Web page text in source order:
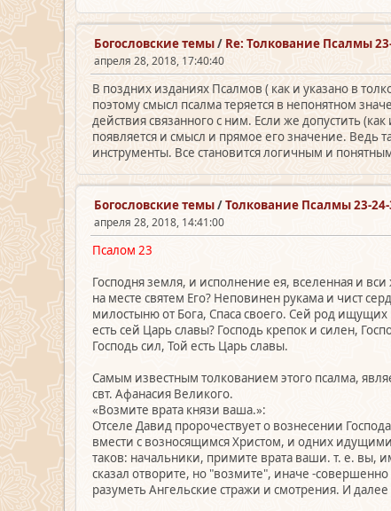
Богословские темы/ Re: Толкование Псалмы
апреля 28, 2018, 17:40:40
В поздних изданиях Псалмов ( как и указано в
поэтому смысл псалма теряется в непонятном
действия связанного с ним. Если же допустить
появляется и смысл и прямое его значение. Ведь
инструменты. Все становится логичным и
Богословские темы/Толкование Псалмы 23-
апреля 28, 2018, 14:41:00
Псалом 23
Господня земля, и исполнение ея, вселенная и
на месте святем Его? Неповинен рукама и чист
милостыню от Бога, Спаса своего. Сей род
есть сей Царь славы? Господь крепок и силен,
Господь сил, Той есть Царь славы.
Самым известным толкованием этого псалма,
свт. Афанасия Великого.
«Возмите врата князи ваша.»:
Отселе Давид пророчествует о вознесении
вмести с возносящимся Христом, и одних
таков: начальники, примите врата ваши. т. е.
сказал отворите, но "возмите", иначе -
разуметь Ангельские стражи и смотрения. И далее